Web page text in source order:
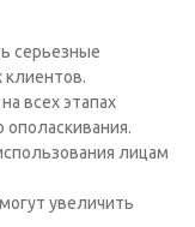
серьезные
клиентов.
всех этапах
ополаскивания.
лицам
увеличить